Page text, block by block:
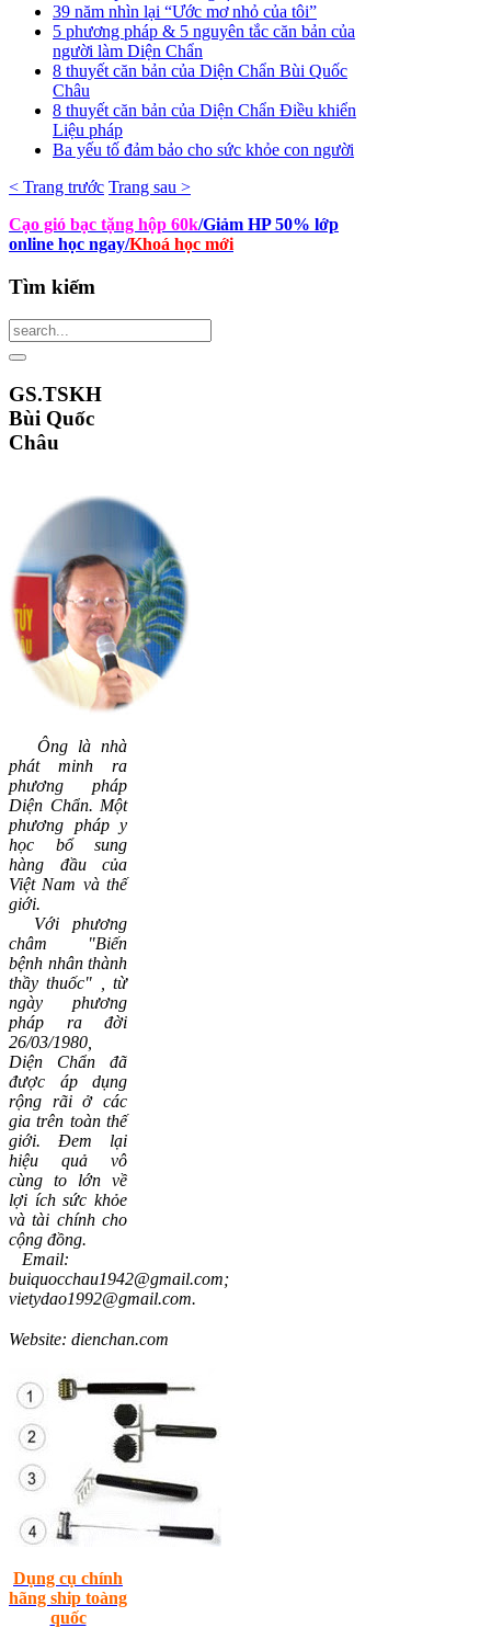
39 năm nhìn lại “Ước mơ nhỏ của tôi”
5 phương pháp & 5 nguyên tắc căn bản của
người làm Diện Chẩn
8 thuyết căn bản của Diện Chẩn Bùi Quốc
Châu
8 thuyết căn bản của Diện Chẩn Điều khiển
Liệu pháp
Ba yếu tố đảm bảo cho sức khỏe con người
< Trang trước Trang sau >
Cạo gió bạc tặng hộp 60k/Giảm HP 50% lớp
online học ngay/Khoá học mới
Tìm kiếm
GS.TSKH
Bùi Quốc
Châu
Ông là nhà
phát minh ra
phương pháp
Diện Chẩn. Một
phương pháp y
học bổ sung
hàng đầu của
Việt Nam và thế
giới.
Với phương
châm "Biến
bệnh nhân thành
thầy thuốc" , từ
ngày phương
pháp ra đời
26/03/1980,
Diện Chẩn đã
được áp dụng
rộng rãi ở các
gia trên toàn thế
giới. Đem lại
hiệu quả vô
cùng to lớn về
lợi ích sức khỏe
và tài chính cho
cộng đồng.
Email:
buiquocchau1942@gmail.com;
vietydao1992@gmail.com.
Website: dienchan.com
Dụng cụ chính
hãng ship toàng
quốc